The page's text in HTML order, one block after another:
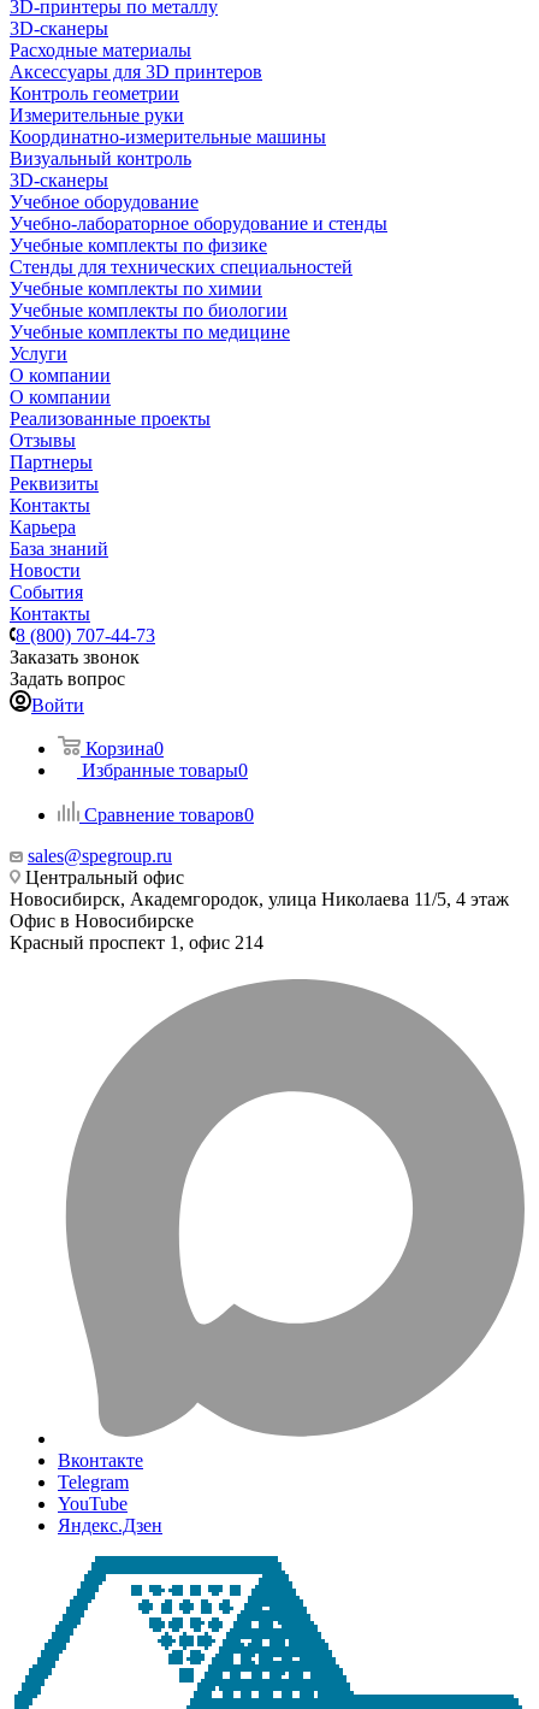
3D-принтеры по металлу
3D-сканеры
Расходные материалы
Аксессуары для 3D принтеров
Контроль геометрии
Измерительные руки
Координатно-измерительные машины
Визуальный контроль
3D-сканеры
Учебное оборудование
Учебно-лабораторное оборудование и стенды
Учебные комплекты по физике
Стенды для технических специальностей
Учебные комплекты по химии
Учебные комплекты по биологии
Учебные комплекты по медицине
Услуги
О компании
О компании
Реализованные проекты
Отзывы
Партнеры
Реквизиты
Контакты
Карьера
База знаний
Новости
События
Контакты
8 (800) 707-44-73
Заказать звонок
Задать вопрос
Войти
Корзина0
Избранные товары0
Сравнение товаров0
sales@spegroup.ru
Центральный офис
Новосибирск, Академгородок, улица Николаева 11/5, 4 этаж
Офис в Новосибирске
Красный проспект 1, офис 214
Вконтакте
Telegram
YouTube
Яндекс.Дзен